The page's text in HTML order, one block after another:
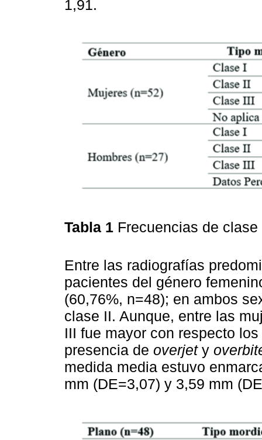
1,91.
Tabla 1 Frecuencias de
Entre las radiografías
pacientes del género
(60,76%, n=48); en ambos
clase II. Aunque, entre las
III fue mayor con respecto
presencia de overjety
medida media estuvo
mm (DE=3,07) y 3,59 mm